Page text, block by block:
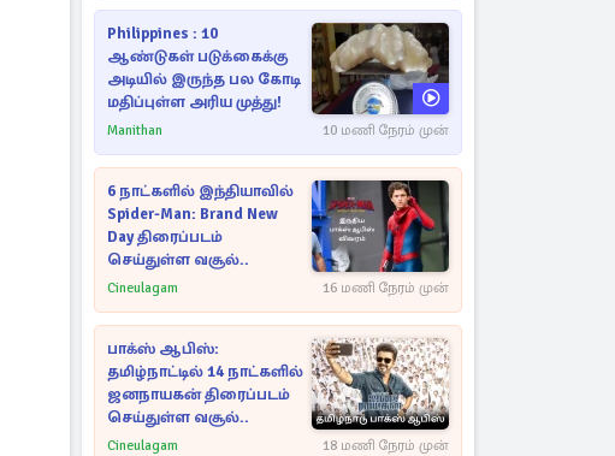
Philippines : 10
ஆண்டுகள் படுக்கைக்கு
அடியில் இருந்த பல கோடி
மதிப்புள்ள அரிய முத்து!
Manithan 10 மணி நேரம் முன்
6 நாட்களில் இந்தியாவில்
Spider-Man: Brand New
Day திரைப்படம்
செய்துள்ள வசூல்..
Cineulagam 16 மணி நேரம் முன்
பாக்ஸ் ஆபிஸ்:
தமிழ்நாட்டில் 14 நாட்களில்
ஜனநாயகன் திரைப்படம்
செய்துள்ள வசூல்..
Cineulagam 18 மணி நேரம் முன்